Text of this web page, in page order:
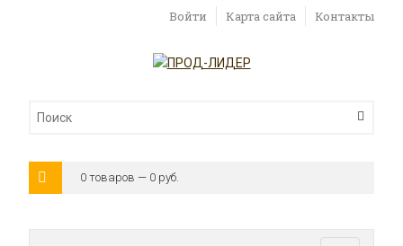
Войти Карта сайта Контакты
0 товаров — 0 руб.